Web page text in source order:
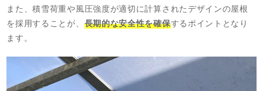
また、積雪荷重や風圧強度が適切に計算されたデザインの屋根
を採用することが、 長期的な安全性を確保するポイントとなり
ます。